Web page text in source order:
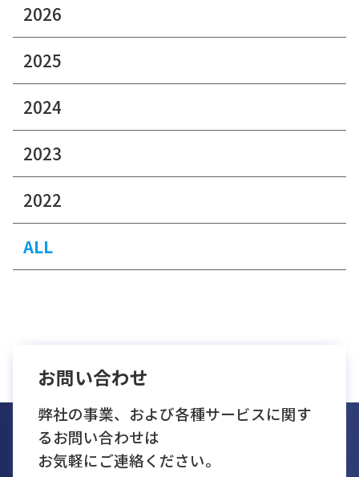
2026
2025
2024
2023
2022
ALL
お問い合わせ
弊社の事業、および各種サービスに関す
るお問い合わせは
お気軽にご連絡ください。